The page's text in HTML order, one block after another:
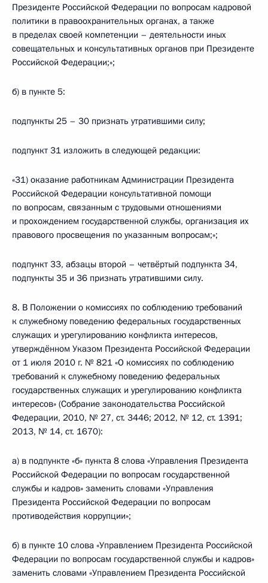
Президенте Российской Федерации по вопросам кадровой
политики в правоохранительных органах, а также
в пределах своей компетенции – деятельности иных
совещательных и консультативных органов при Президенте
Российской Федерации;»;
б) в пункте 5:
подпункты 25 – 30 признать утратившими силу;
подпункт 31 изложить в следующей редакции:
«31) оказание работникам Администрации Президента
Российской Федерации консультативной помощи
по вопросам, связанным с трудовыми отношениями
и прохождением государственной службы, организация их
правового просвещения по указанным вопросам;»;
подпункт 33, абзацы второй – четвёртый подпункта 34,
подпункты 35 и 36 признать утратившими силу.
8. В Положении о комиссиях по соблюдению требований
к служебному поведению федеральных государственных
служащих и урегулированию конфликта интересов,
утверждённом Указом Президента Российской Федерации
от 1 июля 2010 г. № 821 «О комиссиях по соблюдению
требований к служебному поведению федеральных
государственных служащих и урегулированию конфликта
интересов» (Собрание законодательства Российской
Федерации, 2010, № 27, ст. 3446; 2012, № 12, ст. 1391;
2013, № 14, ст. 1670):
а) в подпункте «б» пункта 8 слова «Управления Президента
Российской Федерации по вопросам государственной
службы и кадров» заменить словами «Управления
Президента Российской Федерации по вопросам
противодействия коррупции»;
б) в пункте 10 слова «Управлением Президента Российской
Федерации по вопросам государственной службы и кадров»
заменить словами «Управлением Президента Российской